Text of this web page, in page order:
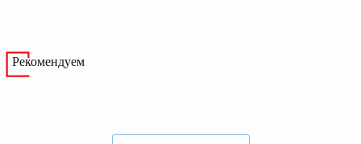
Рекомендуем